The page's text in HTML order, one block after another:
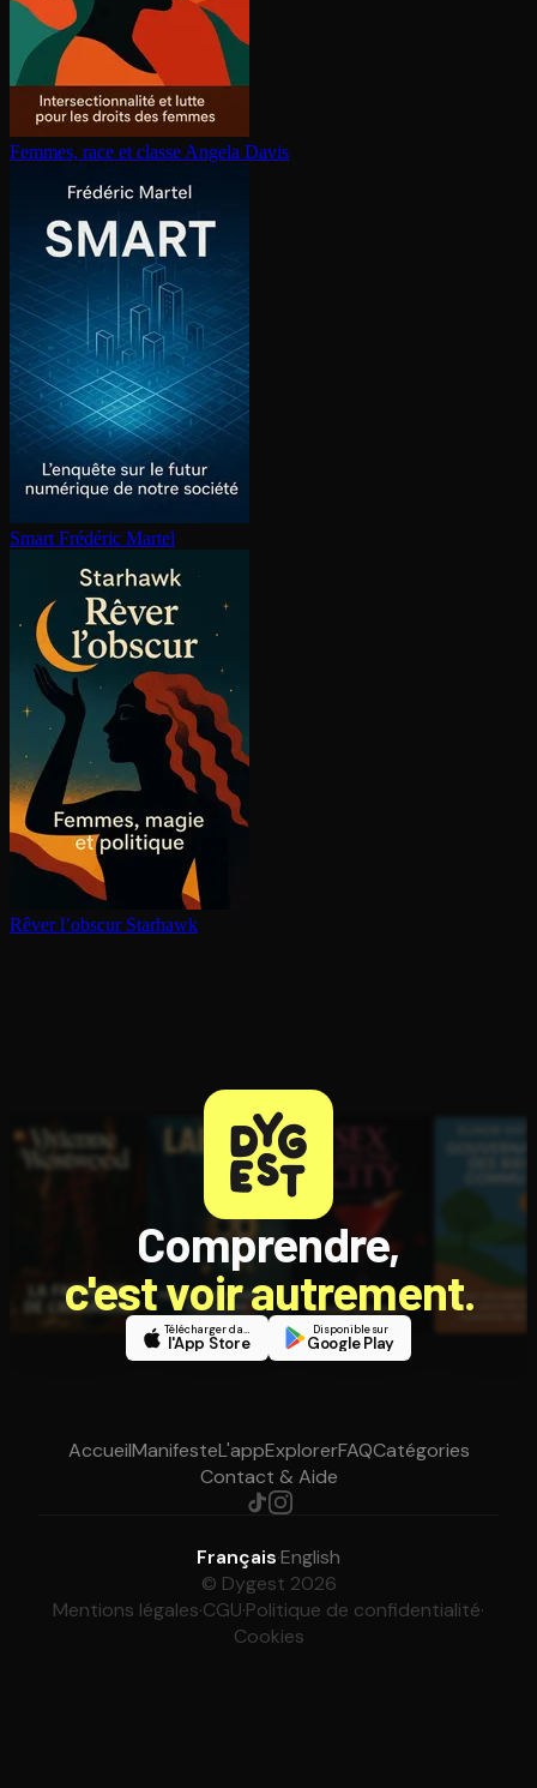
Femmes, race et classe Angela Davis
Smart Frédéric Martel
Rêver l’obscur Starhawk
Comprendre,
c'est voir autrement.
Télécharger dans
l'App Store
Disponible sur
Google Play
AccueilManifesteL'appExplorerFAQCatégories
Contact & Aide
Français·English
© Dygest 2026
Mentions légales·CGU·Politique de confidentialité·
Cookies